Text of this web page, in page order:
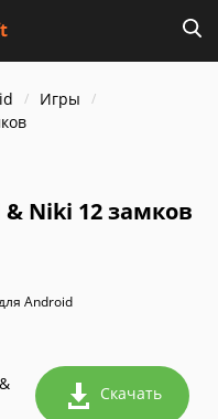
Игры
& Niki 12 замков
Android
Скачать